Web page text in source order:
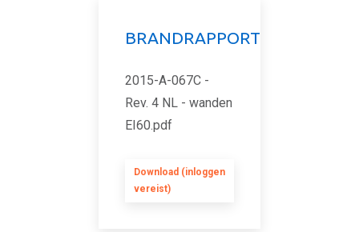
BRANDRAPPORT
2015-A-067C -
Rev. 4 NL - wanden
EI60.pdf
Download (inloggen
vereist)